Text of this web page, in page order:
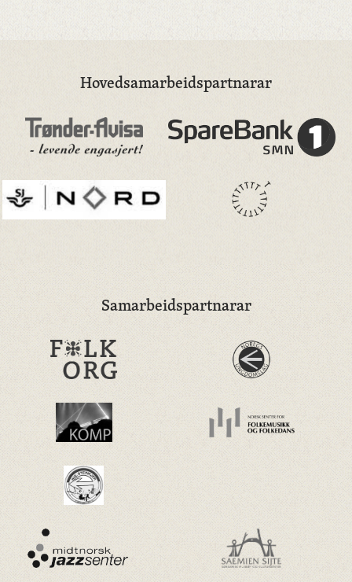
Hovedsamarbeidspartnarar
Samarbeidspartnarar